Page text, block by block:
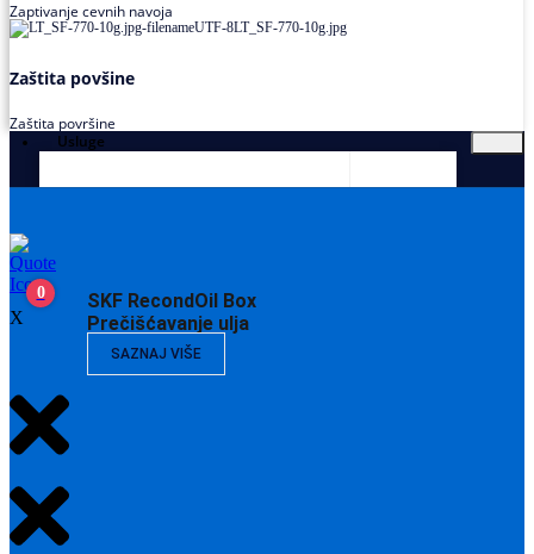
Zaptivanje cevnih navoja
Zaštita povšine
Zaštita površine
Usluge
SKF RecondOil Box
Prečišćavanje ulja
SAZNAJ VIŠE
0
X